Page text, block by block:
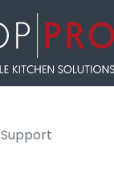
Support